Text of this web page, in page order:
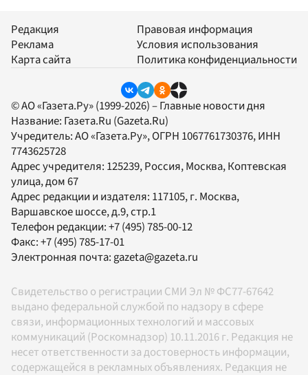
Редакция
Реклама
Карта сайта
Правовая информация
Условия использования
Политика конфиденциальности
© АО «Газета.Ру» (1999-2026) – Главные новости дня
Название: Газета.Ru (Gazeta.Ru)
Учредитель:АО «Газета.Ру», ОГРН 1067761730376, ИНН
7743625728
Адрес учредителя: 125239, Россия, Москва, Коптевская
улица, дом 67
Адрес редакции и издателя: 117105, г. Москва,
Варшавское шоссе, д.9, стр.1
Телефон редакции:+7 (495) 785-00-12
Факс:+7 (495) 785-17-01
Электронная почта: gazeta@gazeta.ru
Свидетельство о регистрации СМИ Эл № ФС77-67642
выдано федеральной службой по надзору в сфере
связи, информационных технологий и массовых
коммуникаций (Роскомнадзор) 10.11.2016 г. Редакция не
несет ответственности за достоверность информации,
содержащейся в рекламных объявлениях. Редакция не